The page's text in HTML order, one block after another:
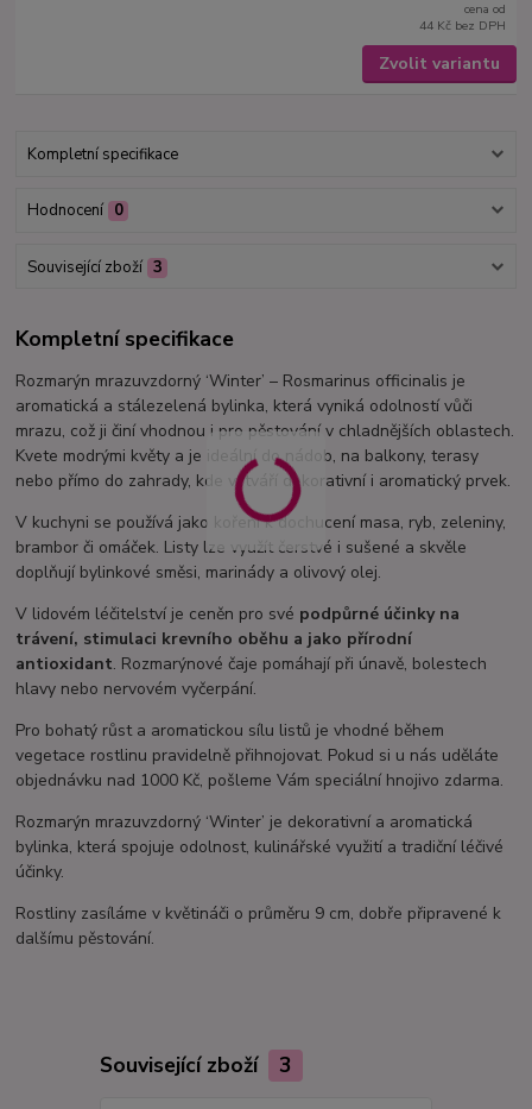
cena od
44 Kč bez DPH
Zvolit variantu
Kompletní specifikace
Hodnocení 0
Související zboží 3
Kompletní specifikace
Rozmarýn mrazuvzdorný ‘Winter’ – Rosmarinus officinalis je
aromatická a stálezelená bylinka, která vyniká odolností vůči
mrazu, což ji činí vhodnou i pro pěstování v chladnějších oblastech.
Kvete modrými květy a je ideální do nádob, na balkony, terasy
nebo přímo do zahrady, kde vytváří dekorativní i aromatický prvek.
V kuchyni se používá jako koření k dochucení masa, ryb, zeleniny,
brambor či omáček. Listy lze využít čerstvé i sušené a skvěle
doplňují bylinkové směsi, marinády a olivový olej.
V lidovém léčitelství je ceněn pro své podpůrné účinky na
trávení, stimulaci krevního oběhu a jako přírodní
antioxidant. Rozmarýnové čaje pomáhají při únavě, bolestech
hlavy nebo nervovém vyčerpání.
Pro bohatý růst a aromatickou sílu listů je vhodné během
vegetace rostlinu pravidelně přihnojovat. Pokud si u nás uděláte
objednávku nad 1000 Kč, pošleme Vám speciální hnojivo zdarma.
Rozmarýn mrazuvzdorný ‘Winter’ je dekorativní a aromatická
bylinka, která spojuje odolnost, kulinářské využití a tradiční léčivé
účinky.
Rostliny zasíláme v květináči o průměru 9 cm, dobře připravené k
dalšímu pěstování.
Související zboží 3